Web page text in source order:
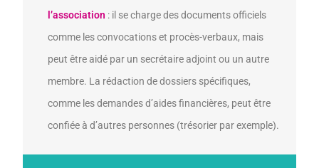
l’association : il se charge des documents officiels
comme les convocations et procès-verbaux, mais
peut être aidé par un secrétaire adjoint ou un autre
membre. La rédaction de dossiers spécifiques,
comme les demandes d’aides financières, peut être
confiée à d’autres personnes (trésorier par exemple).